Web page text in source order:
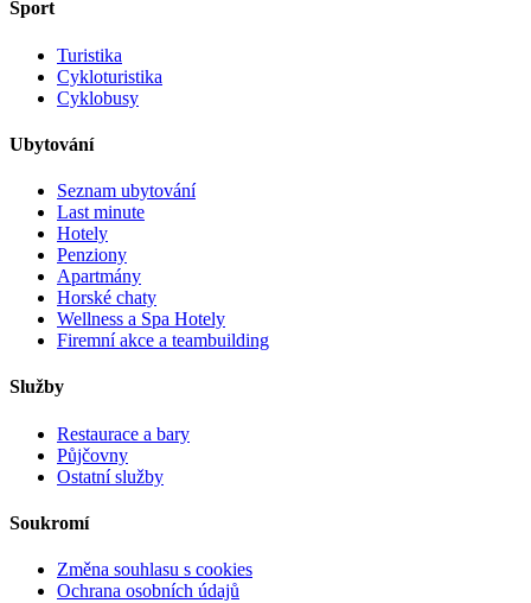
Sport
Turistika
Cykloturistika
Cyklobusy
Ubytování
Seznam ubytování
Last minute
Hotely
Penziony
Apartmány
Horské chaty
Wellness a Spa Hotely
Firemní akce a teambuilding
Služby
Restaurace a bary
Půjčovny
Ostatní služby
Soukromí
Změna souhlasu s cookies
Ochrana osobních údajů